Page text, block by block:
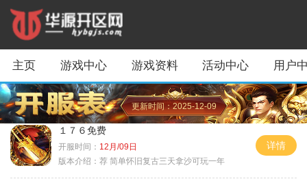
主页 游戏中心 游戏资料 活动中心 用户
更新时间：2025-12-09
１７６免费
开服时间： 12月/09日
版本介绍： 荐 简单怀旧复古三天拿沙可玩一年
详情